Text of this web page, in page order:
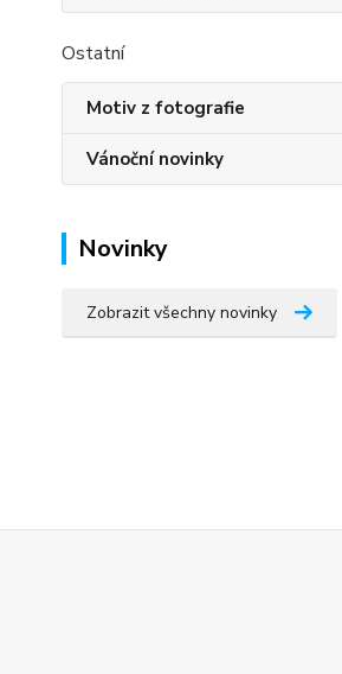
Ostatní
Motiv z fotografie
Vánoční novinky
Novinky
Zobrazit všechny novinky